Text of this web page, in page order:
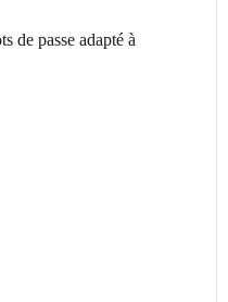
de passe adapté à